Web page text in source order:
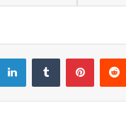
LinkedInTumblr